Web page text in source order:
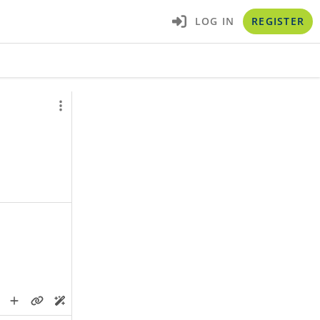
LOG IN REGISTER